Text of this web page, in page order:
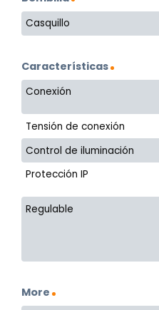
Casquillo
Características
Conexión
Tensión de conexión
Control de iluminación
Protección IP
Regulable
More